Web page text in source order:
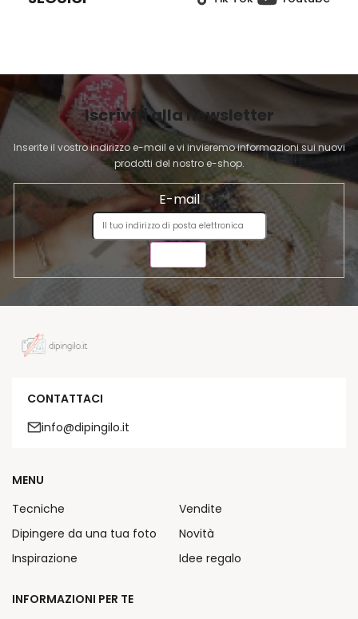
G
N
A
Iscriviti alla newsletter
Inserite il vostro indirizzo e-mail e vi invieremo informazioni sui nuovi
prodotti del nostro e-shop.
E-mail
CONTATTACI
info@dipingilo.it
MENU
Tecniche
Dipingere da una tua foto
Inspirazione
Vendite
Novità
Idee regalo
INFORMAZIONI PER TE